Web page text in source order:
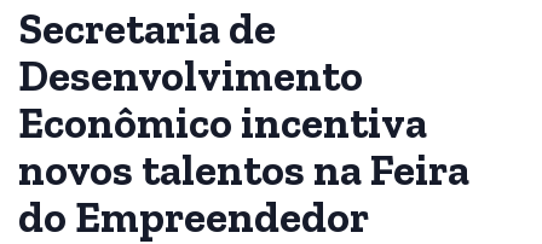
Secretaria de
Desenvolvimento
Econômico incentiva
novos talentos na Feira
do Empreendedor